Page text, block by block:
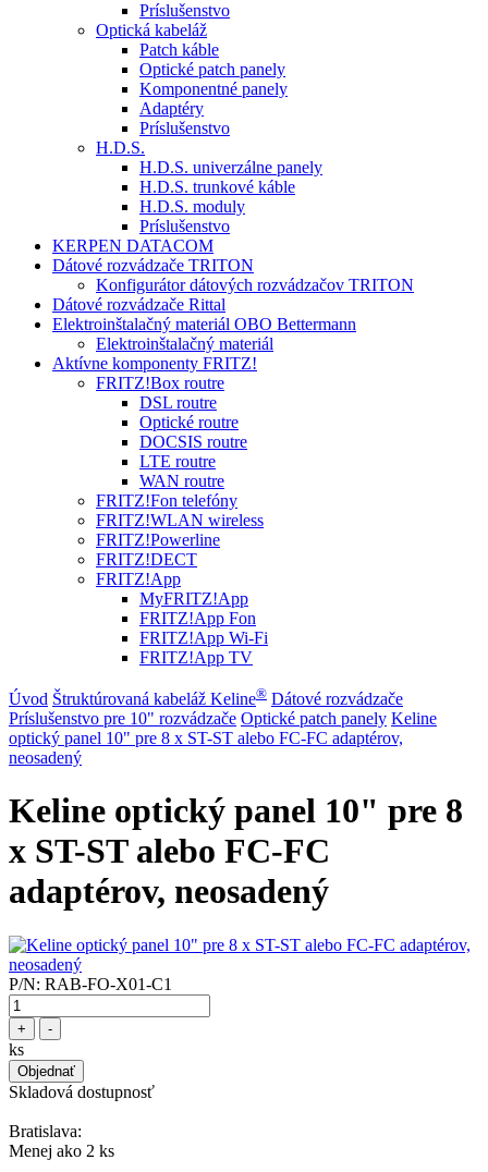
Príslušenstvo
Optická kabeláž
Patch káble
Optické patch panely
Komponentné panely
Adaptéry
Príslušenstvo
H.D.S.
H.D.S. univerzálne panely
H.D.S. trunkové káble
H.D.S. moduly
Príslušenstvo
KERPEN DATACOM
Dátové rozvádzače TRITON
Konfigurátor dátových rozvádzačov TRITON
Dátové rozvádzače Rittal
Elektroinštalačný materiál OBO Bettermann
Elektroinštalačný materiál
Aktívne komponenty FRITZ!
FRITZ!Box routre
DSL routre
Optické routre
DOCSIS routre
LTE routre
WAN routre
FRITZ!Fon telefóny
FRITZ!WLAN wireless
FRITZ!Powerline
FRITZ!DECT
FRITZ!App
MyFRITZ!App
FRITZ!App Fon
FRITZ!App Wi-Fi
FRITZ!App TV
Úvod Štruktúrovaná kabeláž Keline® Dátové rozvádzače
Príslušenstvo pre 10" rozvádzače Optické patch panely Keline
optický panel 10" pre 8 x ST-ST alebo FC-FC adaptérov,
neosadený
Keline optický panel 10" pre 8
x ST-ST alebo FC-FC
adaptérov, neosadený
P/N: RAB-FO-X01-C1
+ -
ks
Objednať
Skladová dostupnosť
Bratislava:
Menej ako 2 ks